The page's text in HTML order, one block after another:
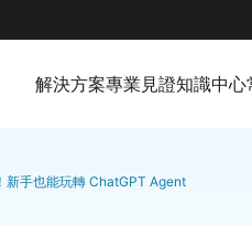
解決方案專業見證知識中心
新手也能玩轉 ChatGPT Agent